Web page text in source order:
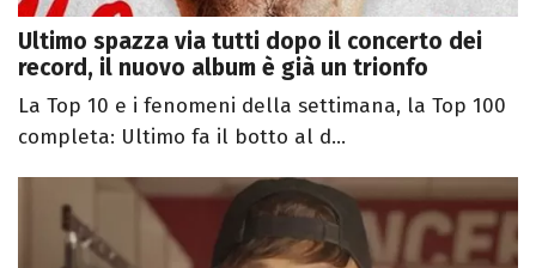
Ultimo spazza via tutti dopo il concerto dei
record, il nuovo album è già un trionfo
La Top 10 e i fenomeni della settimana, la Top 100
completa: Ultimo fa il botto al d...